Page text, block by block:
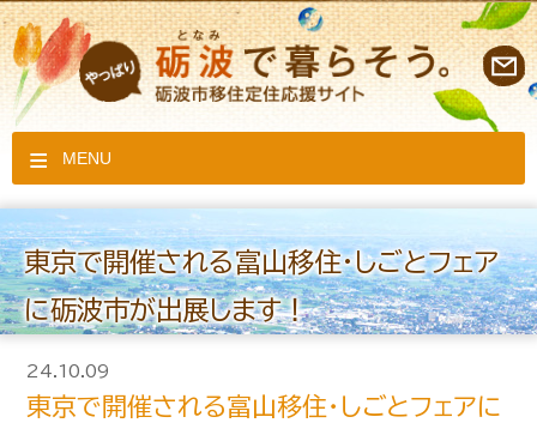
MENU
東京で開催される富山移住・しごとフェア
に砺波市が出展します！
24.10.09
東京で開催される富山移住・しごとフェアに